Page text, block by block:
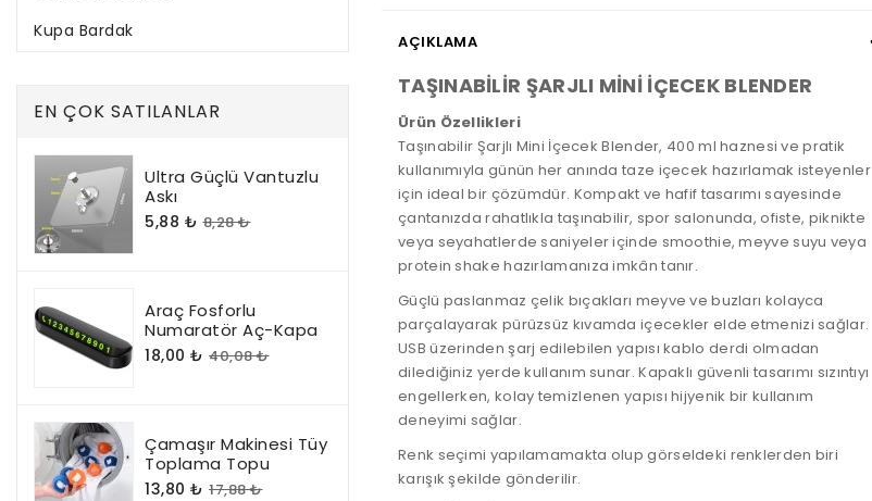
Kupa Bardak
EN ÇOK SATILANLAR
Ultra Güçlü Vantuzlu
Askı
5,88 ₺ 8,28 ₺
Araç Fosforlu
Numaratör Aç-Kapa
18,00 ₺ 40,08 ₺
Çamaşır Makinesi Tüy
Toplama Topu
13,80 ₺ 17,88 ₺
AÇIKLAMA
TAŞINABİLİR ŞARJLI MİNİ İÇECEK BLENDER
Ürün Özellikleri
Taşınabilir Şarjlı Mini İçecek Blender, 400 ml haznesi ve pratik
kullanımıyla günün her anında taze içecek hazırlamak isteyenler
için ideal bir çözümdür. Kompakt ve hafif tasarımı sayesinde
çantanızda rahatlıkla taşınabilir, spor salonunda, ofiste, piknikte
veya seyahatlerde saniyeler içinde smoothie, meyve suyu veya
protein shake hazırlamanıza imkân tanır.
Güçlü paslanmaz çelik bıçakları meyve ve buzları kolayca
parçalayarak pürüzsüz kıvamda içecekler elde etmenizi sağlar.
USB üzerinden şarj edilebilen yapısı kablo derdi olmadan
dilediğiniz yerde kullanım sunar. Kapaklı güvenli tasarımı sızıntıyı
engellerken, kolay temizlenen yapısı hijyenik bir kullanım
deneyimi sağlar.
Renk seçimi yapılamamakta olup görseldeki renklerden biri
karışık şekilde gönderilir.